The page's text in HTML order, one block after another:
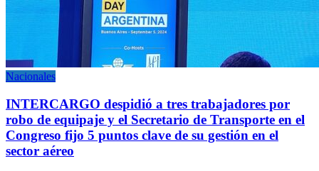
Nacionales
INTERCARGO despidió a tres trabajadores por
robo de equipaje y el Secretario de Transporte en el
Congreso fijo 5 puntos clave de su gestión en el
sector aéreo